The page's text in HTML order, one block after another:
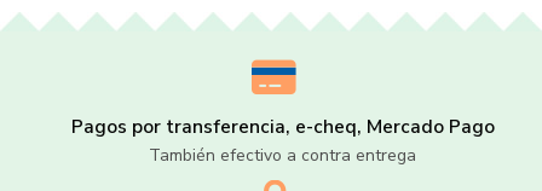
Pagos por transferencia, e-cheq, Mercado Pago
También efectivo a contra entrega